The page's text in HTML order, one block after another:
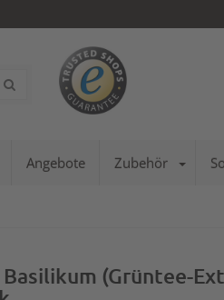
Angebote Zubehör
(Grüntee-